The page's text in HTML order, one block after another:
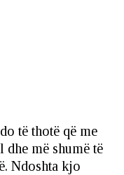
të thotë që me
dhe më shumë të
Ndoshta kjo